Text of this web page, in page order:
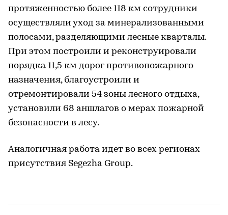
протяженностью более 118 км сотрудники
осуществляли уход за минерализованными
полосами, разделяющими лесные кварталы.
При этом построили и реконструировали
порядка 11,5 км дорог противопожарного
назначения, благоустроили и
отремонтировали 54 зоны лесного отдыха,
установили 68 аншлагов о мерах пожарной
безопасности в лесу.
Аналогичная работа идет во всех регионах
присутствия Segezha Group.